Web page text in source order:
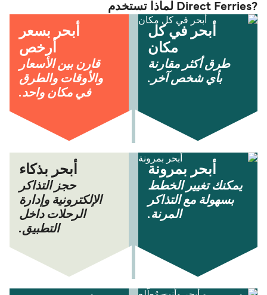
?Direct Ferries لماذا تستخدم
أبحر في كل
مكان
طرق أكثر مقارنة
بأي شخص آخر.
أبحر بسعر
أرخص
قارن بين الأسعار
والأوقات والطرق
في مكان واحد.
أبحر بمرونة
يمكنك تغيير الخطط
بسهولة مع التذاكر
المرنة.
أبحر بذكاء
حجز التذاكر
الإلكترونية وإدارة
الرحلات داخل
التطبيق.